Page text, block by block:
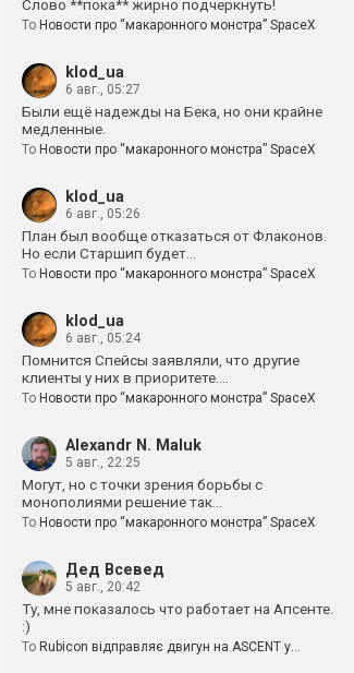
Слово **пока** жирно подчеркнуть!
To Новости про “макаронного монстра” SpaceX
klod_ua
6 авг., 05:27
Были ещё надежды на Бека, но они крайне
медленные.
To Новости про “макаронного монстра” SpaceX
klod_ua
6 авг., 05:26
План был вообще отказаться от Флаконов.
Но если Старшип будет…
To Новости про “макаронного монстра” SpaceX
klod_ua
6 авг., 05:24
Помнится Спейсы заявляли, что другие
клиенты у них в приоритете.…
To Новости про “макаронного монстра” SpaceX
Alexandr N. Maluk
5 авг., 22:25
Могут, но с точки зрения борьбы с
монополиями решение так…
To Новости про “макаронного монстра” SpaceX
Дед Всевед
5 авг., 20:42
Ту, мне показалось что работает на Апсенте.
:)
To Rubicon відправляє двигун на ASCENT у…